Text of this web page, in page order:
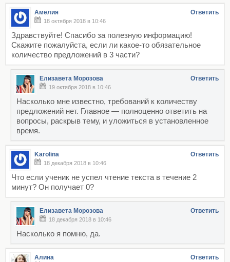
Амелия Ответить
18 октября 2018 в 10:46
Здравствуйте! Спасибо за полезную информацию!
Скажите пожалуйста, если ли какое-то обязательное
количество предложений в 3 части?
Елизавета Морозова Ответить
19 октября 2018 в 10:46
Насколько мне известно, требований к количеству
предложений нет. Главное — полноценно ответить на
вопросы, раскрыв тему, и уложиться в установленное
время.
Karolina Ответить
18 декабря 2018 в 10:46
Что если ученик не успел чтение текста в течение 2
минут? Он получает 0?
Елизавета Морозова Ответить
18 декабря 2018 в 10:46
Насколько я помню, да.
Алина Ответить